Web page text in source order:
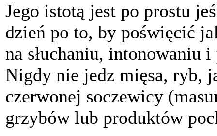
Jego istotą jest po prostu
dzień po to, by poświęcić
na słuchaniu, intonowaniu
Nigdy nie jedz mięsa, ryb,
czerwonej soczewicy
grzybów lub produktów